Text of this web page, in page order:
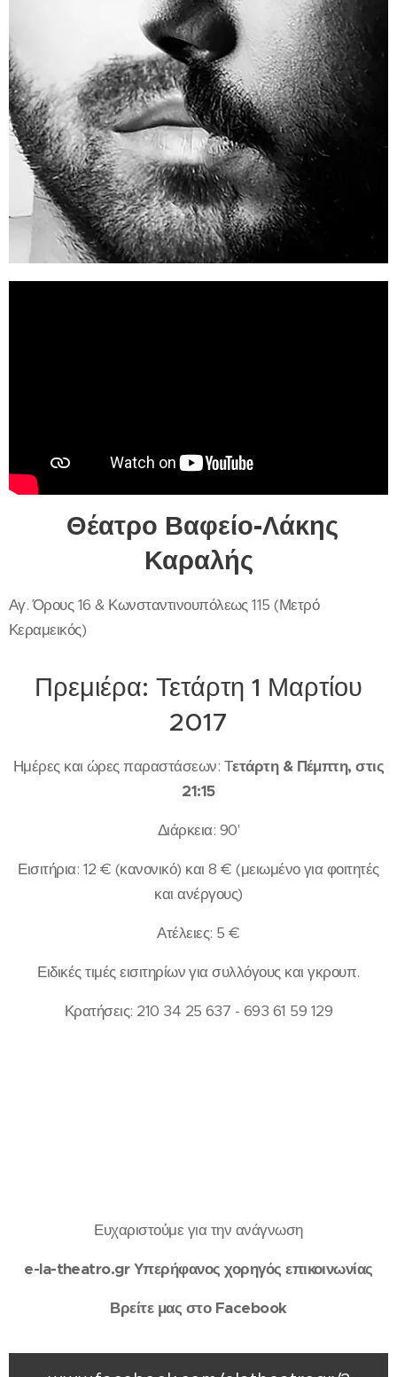
Θέατρο Βαφείο-Λάκης
Καραλής
Αγ. Όρους 16 & Κωνσταντινουπόλεως 115 (Μετρό
Κεραμεικός)
Πρεμιέρα: Τετάρτη 1 Μαρτίου
2017
Ημέρες και ώρες παραστάσεων: Τετάρτη & Πέμπτη, στις
21:15
Διάρκεια: 90'
Εισιτήρια: 12 € (κανονικό) και 8 € (μειωμένο για φοιτητές
και ανέργους)
Ατέλειες: 5 €
Ειδικές τιμές εισιτηρίων για συλλόγους και γκρουπ.
Κρατήσεις: 210 34 25 637 - 693 61 59 129
Ευχαριστούμε για την ανάγνωση
e-la-theatro.gr Υπερήφανος χορηγός επικοινωνίας
Βρείτε μας στο Facebook